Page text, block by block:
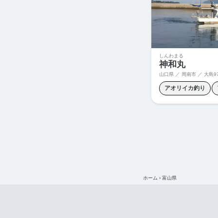
しんわまる
神和丸
山口県 ／ 周南市 ／ 大島
アオリイカ釣り
グレ釣り ジギ
ホーム › 富山県